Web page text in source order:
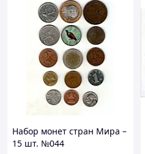
Набор монет стран Мира –
15 шт. №044